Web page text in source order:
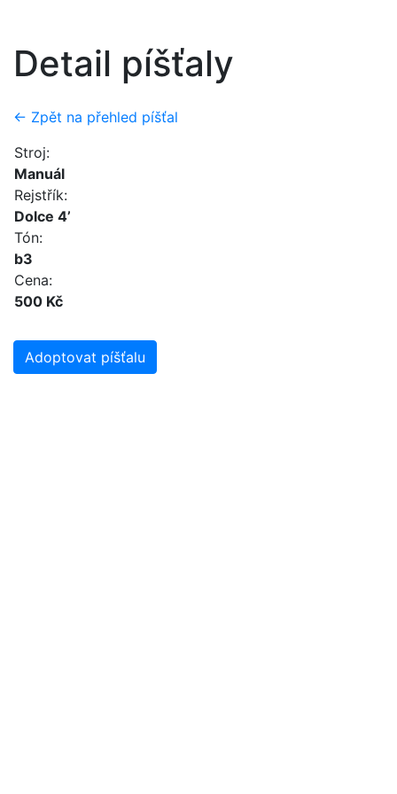
Detail píšťaly
← Zpět na přehled píšťal
Stroj:
Manuál
Rejstřík:
Dolce 4’
Tón:
b3
Cena:
500 Kč
Adoptovat píšťalu